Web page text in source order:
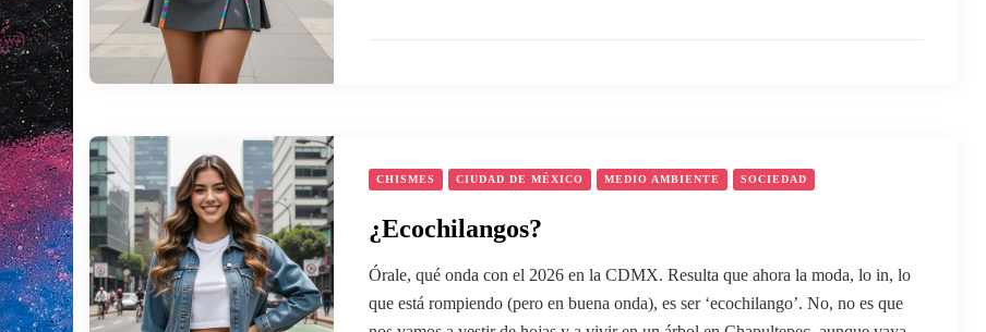
CHISMES CIUDAD DE MÉXICO MEDIO AMBIENTE SOCIEDAD
¿Ecochilangos?
Órale, qué onda con el 2026 en la CDMX. Resulta que ahora la moda, lo in, lo
que está rompiendo (pero en buena onda), es ser ‘ecochilango’. No, no es que